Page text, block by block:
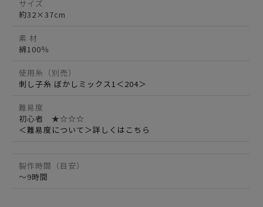
サイズ
約32×37cm
素 材
綿100％
使用糸（別売）
刺し子糸 ぼかしミックス1＜204＞
難易度
初心者 ★☆☆☆
＜難易度について＞詳しくはこちら
製作時間（目安）
～9時間